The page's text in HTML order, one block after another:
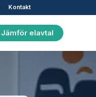
Kontakt
Jämför elavtal